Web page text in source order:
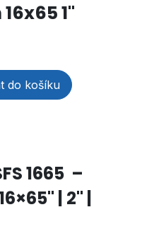
1"
do košíku
1665 –
| 2" |